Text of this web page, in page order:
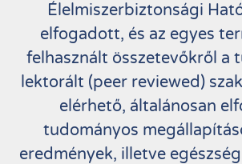
Élelmiszerbiztonsági
elfogadott, és az egyes
felhasznált összetevőkről a
lektorált (peer reviewed)
elérhető, általánosan
tudományos
eredmények, illetve